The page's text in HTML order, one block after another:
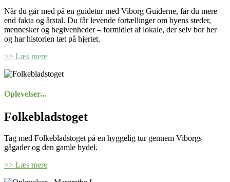
Når du går med på en guidetur med Viborg Guiderne, får du mere
end fakta og årstal. Du får levende fortællinger om byens steder,
mennesker og begivenheder – formidlet af lokale, der selv bor her
og har historien tæt på hjertet.
>> Læs mere
Oplevelser...
Folkebladstoget
Tag med Folkebladstoget på en hyggelig tur gennem Viborgs
gågader og den gamle bydel.
>> Læs mere